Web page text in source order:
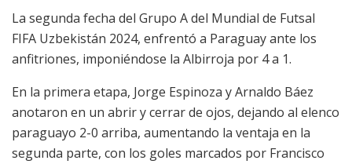
La segunda fecha del Grupo A del Mundial de Futsal
FIFA Uzbekistán 2024, enfrentó a Paraguay ante los
anfitriones, imponiéndose la Albirroja por 4 a 1.
En la primera etapa, Jorge Espinoza y Arnaldo Báez
anotaron en un abrir y cerrar de ojos, dejando al elenco
paraguayo 2-0 arriba, aumentando la ventaja en la
segunda parte, con los goles marcados por Francisco